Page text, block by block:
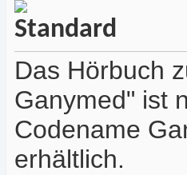
Das Hörbuch
Ganymed" ist
Codename
erhältlich.